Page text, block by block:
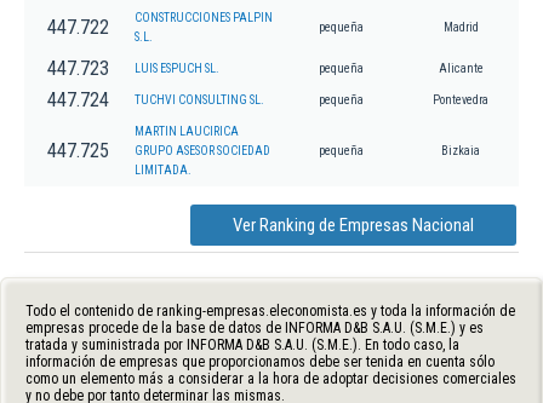
447.722
CONSTRUCCIONES PALPIN
S.L.
pequeña Madrid
447.723 LUIS ESPUCH SL. pequeña Alicante
447.724 TUCHVI CONSULTING SL. pequeña Pontevedra
447.725
MARTIN LAUCIRICA
GRUPO ASESOR SOCIEDAD
LIMITADA.
pequeña Bizkaia
Ver Ranking de Empresas Nacional
Todo el contenido de ranking-empresas.eleconomista.es y toda la información de
empresas procede de la base de datos de INFORMA D&B S.A.U. (S.M.E.) y es
tratada y suministrada por INFORMA D&B S.A.U. (S.M.E.). En todo caso, la
información de empresas que proporcionamos debe ser tenida en cuenta sólo
como un elemento más a considerar a la hora de adoptar decisiones comerciales
y no debe por tanto determinar las mismas.